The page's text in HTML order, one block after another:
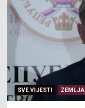
SVE VIJESTI ZEMLJA